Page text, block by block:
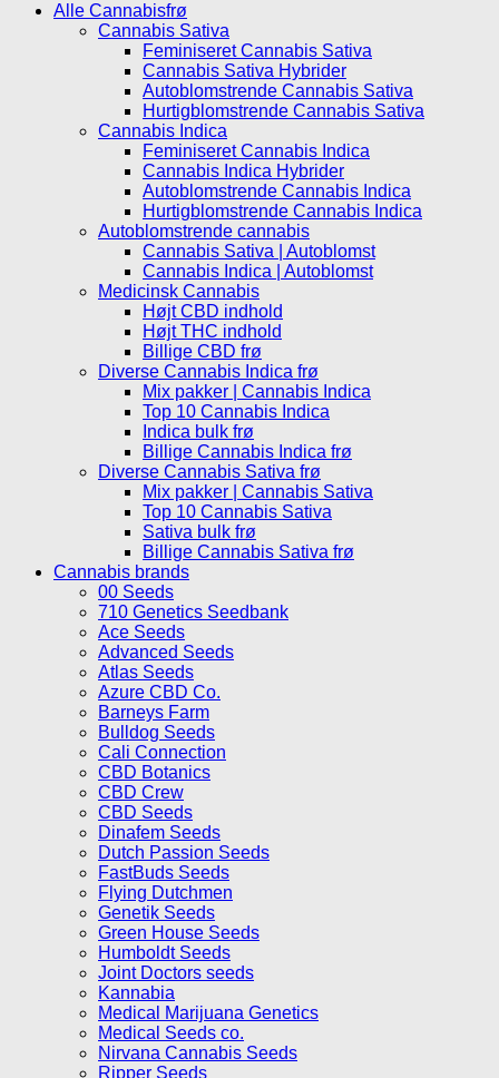
Alle Cannabisfrø
Cannabis Sativa
Feminiseret Cannabis Sativa
Cannabis Sativa Hybrider
Autoblomstrende Cannabis Sativa
Hurtigblomstrende Cannabis Sativa
Cannabis Indica
Feminiseret Cannabis Indica
Cannabis Indica Hybrider
Autoblomstrende Cannabis Indica
Hurtigblomstrende Cannabis Indica
Autoblomstrende cannabis
Cannabis Sativa | Autoblomst
Cannabis Indica | Autoblomst
Medicinsk Cannabis
Højt CBD indhold
Højt THC indhold
Billige CBD frø
Diverse Cannabis Indica frø
Mix pakker | Cannabis Indica
Top 10 Cannabis Indica
Indica bulk frø
Billige Cannabis Indica frø
Diverse Cannabis Sativa frø
Mix pakker | Cannabis Sativa
Top 10 Cannabis Sativa
Sativa bulk frø
Billige Cannabis Sativa frø
Cannabis brands
00 Seeds
710 Genetics Seedbank
Ace Seeds
Advanced Seeds
Atlas Seeds
Azure CBD Co.
Barneys Farm
Bulldog Seeds
Cali Connection
CBD Botanics
CBD Crew
CBD Seeds
Dinafem Seeds
Dutch Passion Seeds
FastBuds Seeds
Flying Dutchmen
Genetik Seeds
Green House Seeds
Humboldt Seeds
Joint Doctors seeds
Kannabia
Medical Marijuana Genetics
Medical Seeds co.
Nirvana Cannabis Seeds
Ripper Seeds